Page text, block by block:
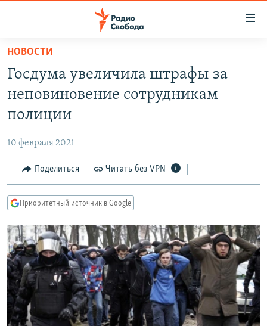
упрощенного
доступа
основному
Вернутся
Вернутся
поиску
ПОДКАСТЫ
МНЕНИЯ
КУЛЬТУРА
КАВКАЗ.РЕАЛИИ
СЕВЕР.РЕАЛИИ
СИБИРЬ.РЕАЛИИ
РАСПИСАНИЕ ВЕЩАНИЯ
ПОДПИШИТЕСЬ НА РАССЫЛКУ
НОВОСТИ
Госдума увеличила штрафы за
неповиновение сотрудникам
полиции
10 февраля 2021
Поделиться Читать без VPN
Приоритетный источник в Google